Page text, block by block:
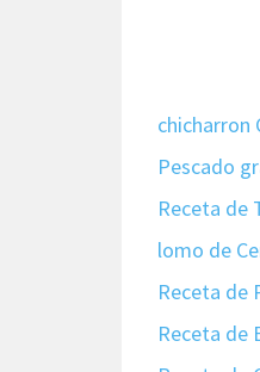
chicharron
Pescado
Receta de
lomo de
Receta de
Receta de